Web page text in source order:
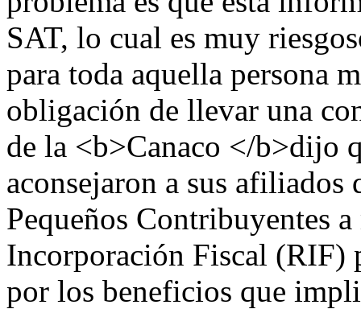
SAT, lo cual es muy
para toda aquella persona
obligación de llevar una
de la <b>Canaco </b>dijo
aconsejaron a sus afiliados
Pequeños Contribuyentes
Incorporación Fiscal (RIF)
por los beneficios que